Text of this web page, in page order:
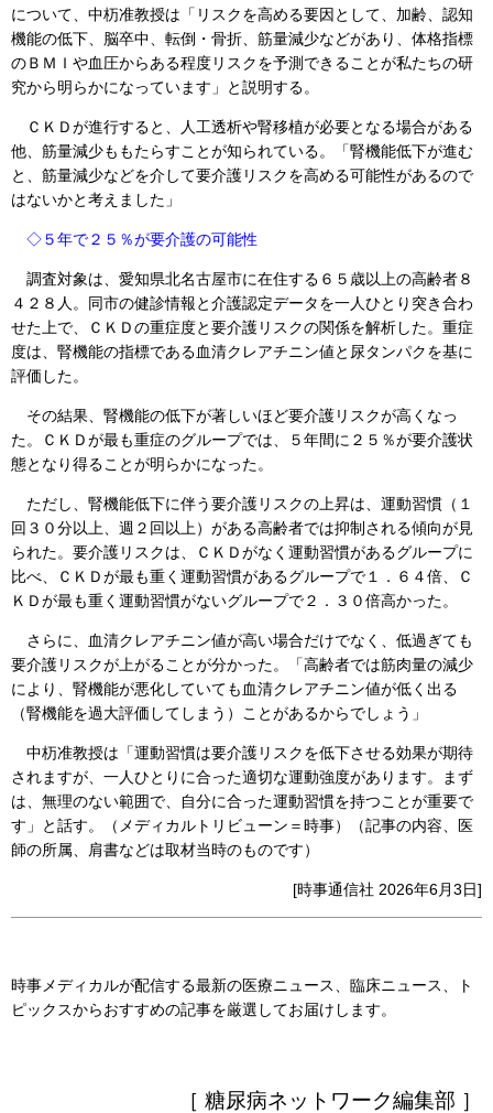
について、中杤准教授は「リスクを高める要因として、加齢、認知
機能の低下、脳卒中、転倒・骨折、筋量減少などがあり、体格指標
のＢＭＩや血圧からある程度リスクを予測できることが私たちの研
究から明らかになっています」と説明する。
ＣＫＤが進行すると、人工透析や腎移植が必要となる場合がある
他、筋量減少ももたらすことが知られている。「腎機能低下が進む
と、筋量減少などを介して要介護リスクを高める可能性があるので
はないかと考えました」
◇５年で２５％が要介護の可能性
調査対象は、愛知県北名古屋市に在住する６５歳以上の高齢者８
４２８人。同市の健診情報と介護認定データを一人ひとり突き合わ
せた上で、ＣＫＤの重症度と要介護リスクの関係を解析した。重症
度は、腎機能の指標である血清クレアチニン値と尿タンパクを基に
評価した。
その結果、腎機能の低下が著しいほど要介護リスクが高くなっ
た。ＣＫＤが最も重症のグループでは、５年間に２５％が要介護状
態となり得ることが明らかになった。
ただし、腎機能低下に伴う要介護リスクの上昇は、運動習慣（１
回３０分以上、週２回以上）がある高齢者では抑制される傾向が見
られた。要介護リスクは、ＣＫＤがなく運動習慣があるグループに
比べ、ＣＫＤが最も重く運動習慣があるグループで１．６４倍、Ｃ
ＫＤが最も重く運動習慣がないグループで２．３０倍高かった。
さらに、血清クレアチニン値が高い場合だけでなく、低過ぎても
要介護リスクが上がることが分かった。「高齢者では筋肉量の減少
により、腎機能が悪化していても血清クレアチニン値が低く出る
（腎機能を過大評価してしまう）ことがあるからでしょう」
中杤准教授は「運動習慣は要介護リスクを低下させる効果が期待
されますが、一人ひとりに合った適切な運動強度があります。まず
は、無理のない範囲で、自分に合った運動習慣を持つことが重要で
す」と話す。（メディカルトリビューン＝時事）（記事の内容、医
師の所属、肩書などは取材当時のものです）
[時事通信社 2026年6月3日]
時事メディカルが配信する最新の医療ニュース、臨床ニュース、ト
ピックスからおすすめの記事を厳選してお届けします。
［ 糖尿病ネットワーク編集部 ］